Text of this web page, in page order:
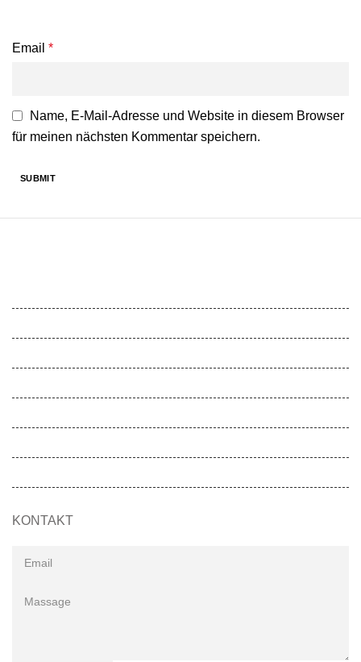
Email *
Name, E-Mail-Adresse und Website in diesem Browser
für meinen nächsten Kommentar speichern.
KONTAKT